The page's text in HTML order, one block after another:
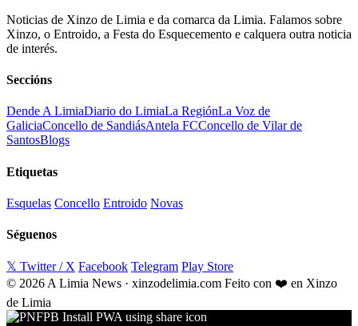
Noticias de Xinzo de Limia e da comarca da Limia. Falamos sobre
Xinzo, o Entroido, a Festa do Esquecemento e calquera outra noticia
de interés.
Seccións
Dende A LimiaDiario do LimiaLa RegiónLa Voz de
GaliciaConcello de SandiásAntela FCConcello de Vilar de
SantosBlogs
Etiquetas
Esquelas Concello Entroido Novas
Séguenos
𝕏 Twitter / X Facebook Telegram Play Store
© 2026 A Limia News · xinzodelimia.com Feito con ❤️ en Xinzo
de Limia